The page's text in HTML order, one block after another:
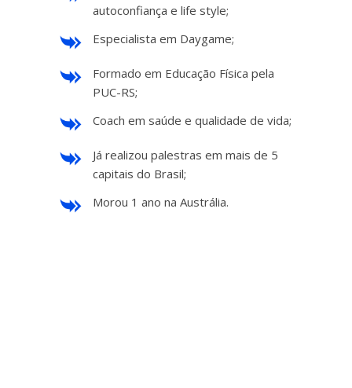
autoconfiança e life style;
Especialista em Daygame;
Formado em Educação Física pela
PUC-RS;
Coach em saúde e qualidade de vida;
Já realizou palestras em mais de 5
capitais do Brasil;
Morou 1 ano na Austrália.